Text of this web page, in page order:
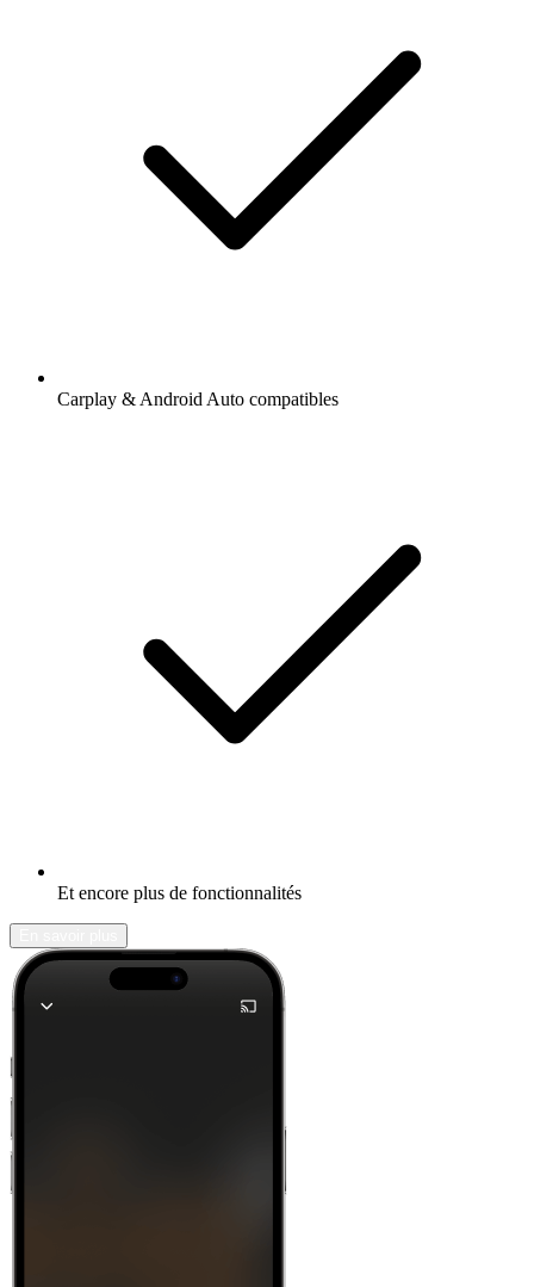
Carplay & Android Auto compatibles
Et encore plus de fonctionnalités